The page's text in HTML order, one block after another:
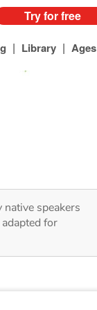
Try for free
| Library | Ages
speakers
for